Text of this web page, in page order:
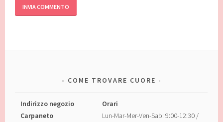
COME TROVARE CUORE
Indirizzo negozio
Carpaneto
Orari
Lun-Mar-Mer-Ven-Sab: 9:00-12:30 /